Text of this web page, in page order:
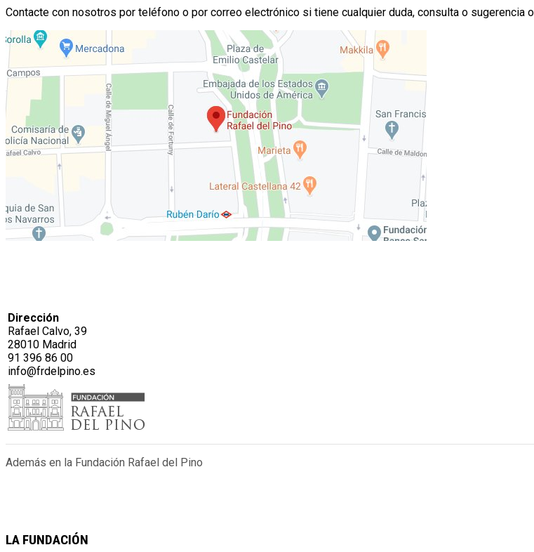
Contacte con nosotros por teléfono o por correo electrónico si tiene cualquier duda, consulta o
Dirección
Rafael Calvo, 39
28010 Madrid
91 396 86 00
info@frdelpino.es
Además en la Fundación Rafael del Pino
LA FUNDACIÓN